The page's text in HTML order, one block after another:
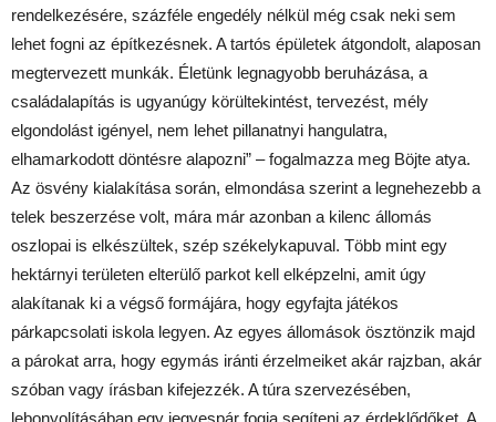
rendelkezésére, százféle engedély nélkül még csak neki sem
lehet fogni az építkezésnek. A tartós épületek átgondolt, alaposan
megtervezett munkák. Életünk legnagyobb beruházása, a
családalapítás is ugyanúgy körültekintést, tervezést, mély
elgondolást igényel, nem lehet pillanatnyi hangulatra,
elhamarkodott döntésre alapozni” – fogalmazza meg Böjte atya.
Az ösvény kialakítása során, elmondása szerint a legnehezebb a
telek beszerzése volt, mára már azonban a kilenc állomás
oszlopai is elkészültek, szép székelykapuval. Több mint egy
hektárnyi területen elterülő parkot kell elképzelni, amit úgy
alakítanak ki a végső formájára, hogy egyfajta játékos
párkapcsolati iskola legyen. Az egyes állomások ösztönzik majd
a párokat arra, hogy egymás iránti érzelmeiket akár rajzban, akár
szóban vagy írásban kifejezzék. A túra szervezésében,
lebonyolításában egy jegyespár fogja segíteni az érdeklődőket. A